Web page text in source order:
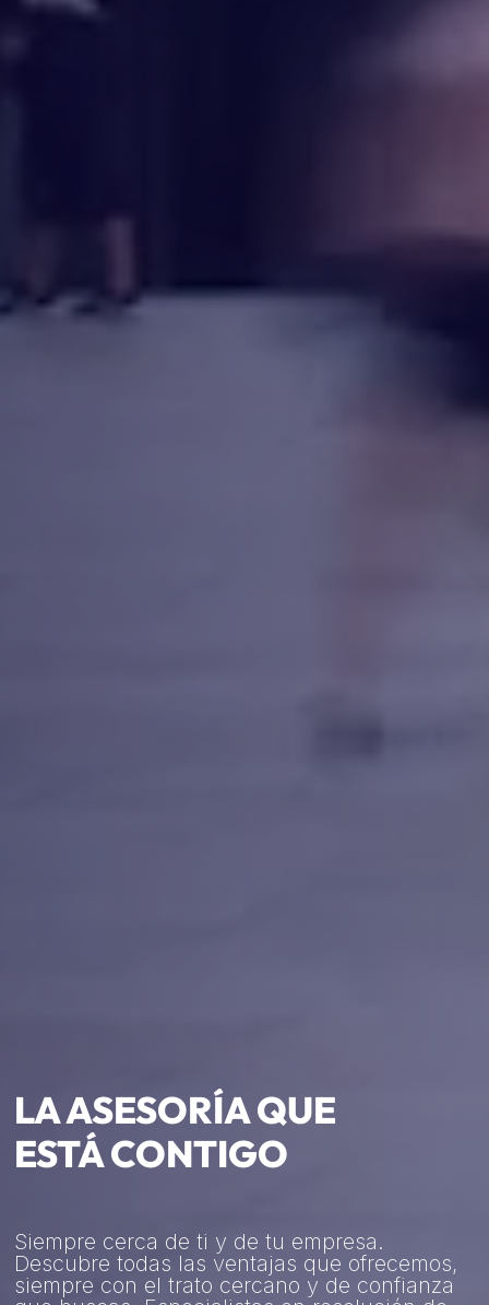
LA ASESORÍA QUE
ESTÁ CONTIGO
Siempre cerca de ti y de tu empresa.
Descubre todas las ventajas que ofrecemos,
siempre con el trato cercano y de confianza